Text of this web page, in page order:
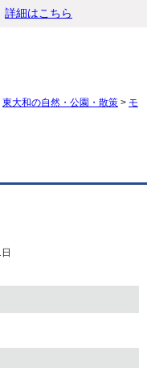
詳細はこちら
東大和の自然・公園・散策 > モ